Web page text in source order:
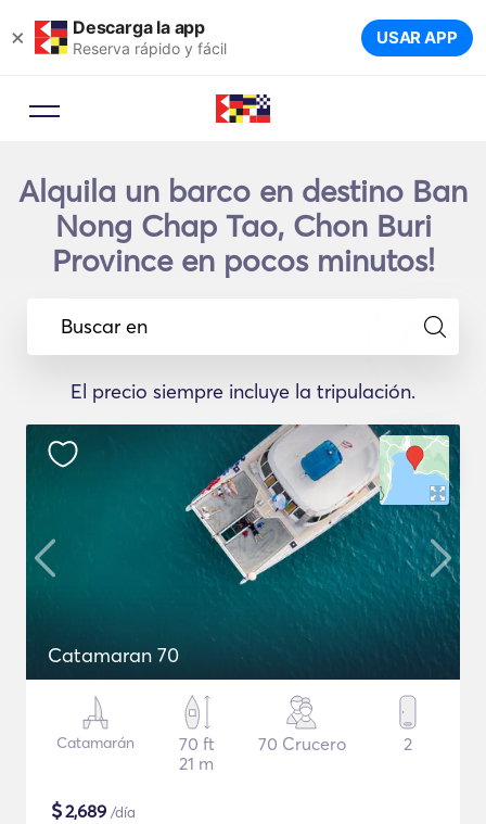
× Descarga la app
Reserva rápido y fácil USAR APP
Alquila un barco en destino Ban
Nong Chap Tao, Chon Buri
Province en pocos minutos!
Buscar en
El precio siempre incluye la tripulación.
Catamaran 70
Catamarán
70 ft
21 m
70 Crucero 2
$2,689 /día